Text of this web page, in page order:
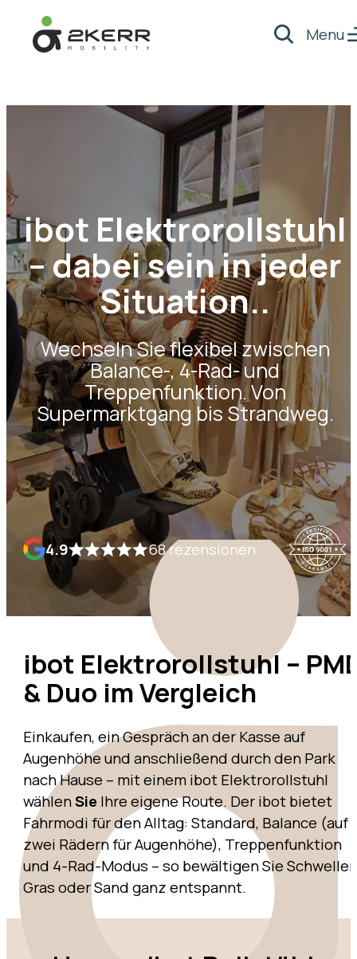
Suche
Menu
ibot Elektrorollstuhl
– dabei sein in jeder
Situation..
Wechseln Sie flexibel zwischen
Balance-, 4-Rad- und
Treppenfunktion. Von
Supermarktgang bis Strandweg.
4.9 68 rezensionen
ibot Elektrorollstuhl –
& Duo im Vergleich
Einkaufen, ein Gespräch an der Kasse auf
Augenhöhe und anschließend durch den Park
nach Hause – mit einem ibot Elektrorollstuhl
wählenSie Ihre eigene Route. Der ibot bietet
Fahrmodi für den Alltag: Standard, Balance (auf
zwei Rädern für Augenhöhe), Treppenfunktion
und 4-Rad-Modus – so bewältigen Sie
Gras oder Sand ganz entspannt.